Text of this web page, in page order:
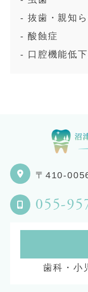
抜歯・親知
酸蝕症
口腔機能低
〒410-
055-
歯科・小